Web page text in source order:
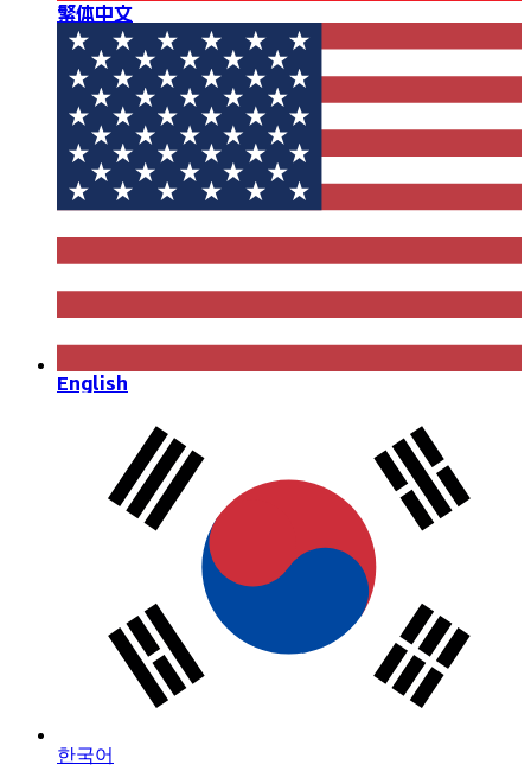
繁体中文
English
한국어